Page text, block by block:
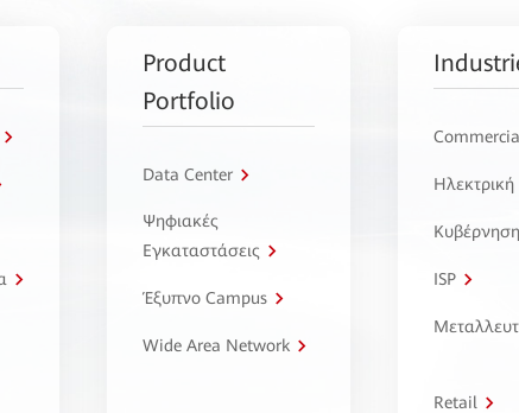
Product
Portfolio
Data Center
Ψηφιακές
Εγκαταστάσεις
Έξυπνο Campus
Wide Area Network
Ηλεκτρική
Κυβέρνηση
ISP
Retail